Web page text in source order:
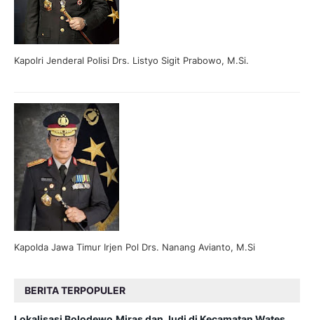
Kapolri Jenderal Polisi Drs. Listyo Sigit Prabowo, M.Si.
Kapolda Jawa Timur Irjen Pol Drs. Nanang Avianto, M.Si
BERITA TERPOPULER